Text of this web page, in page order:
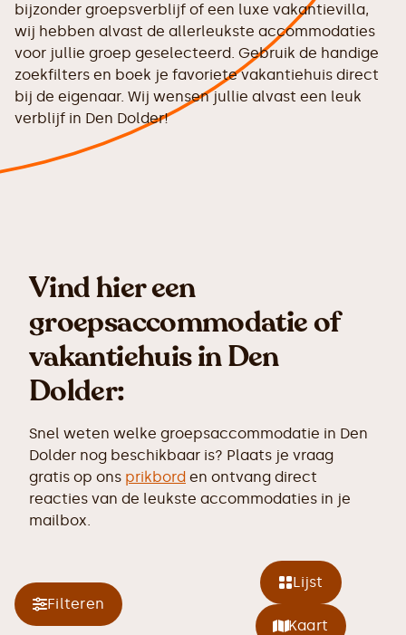
bijzonder groepsverblijf of een luxe vakantievilla,
wij hebben alvast de allerleukste accommodaties
voor jullie groep geselecteerd. Gebruik de handige
zoekfilters en boek je favoriete vakantiehuis direct
bij de eigenaar. Wij wensen jullie alvast een leuk
verblijf in Den Dolder!
Vind hier een
groepsaccommodatie of
vakantiehuis in Den
Dolder:
Snel weten welke groepsaccommodatie in Den
Dolder nog beschikbaar is? Plaats je vraag
gratis op ons prikbord en ontvang direct
reacties van de leukste accommodaties in je
mailbox.
Filteren
Lijst
Kaart